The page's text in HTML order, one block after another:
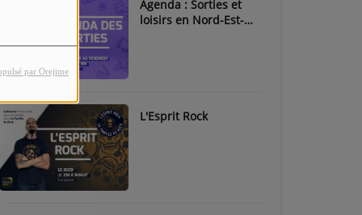
par Orejime
Agenda : Sorties et
loisirs en Nord-Est-
L'Esprit Rock